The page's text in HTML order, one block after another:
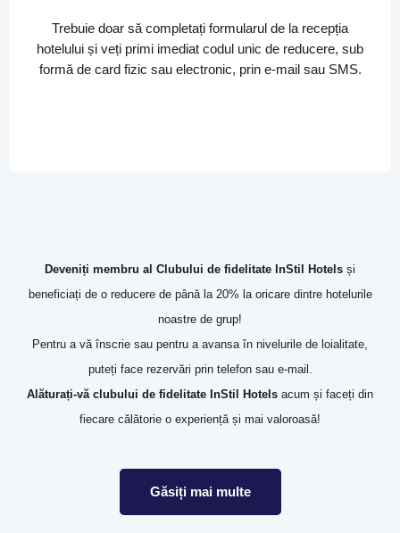
Trebuie doar să completați formularul de la recepția
hotelului și veți primi imediat codul unic de reducere, sub
formă de card fizic sau electronic, prin e-mail sau SMS.
Deveniți membru al Clubului de fidelitate InStil Hotels și
beneficiați de o reducere de până la 20% la oricare dintre hotelurile
noastre de grup!
Pentru a vă înscrie sau pentru a avansa în nivelurile de loialitate,
puteți face rezervări prin telefon sau e-mail.
Alăturați-vă clubului de fidelitate InStil Hotels acum și faceți din
fiecare călătorie o experiență și mai valoroasă!
Găsiți mai multe